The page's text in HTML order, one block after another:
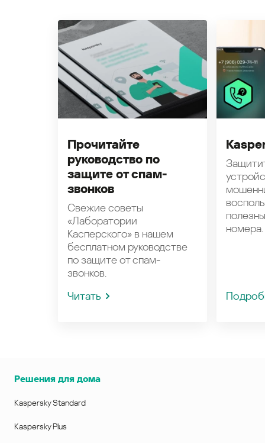
Прочитайте
руководство по
защите от спам-
звонков
Свежие советы
«Лаборатории
Касперского» в нашем
бесплатном руководстве
по защите от спам-
звонков.
Читать
номера.
Решения для дома
Kaspersky Standard
Kaspersky Plus